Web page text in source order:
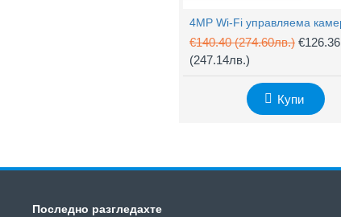
€140.40(274.60лв.) €126.36
(247.14лв.)
Купи
Последно разгледахте